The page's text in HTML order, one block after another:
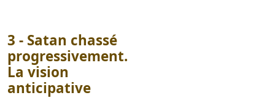
3 - Satan chassé
progressivement.
La vision
anticipative